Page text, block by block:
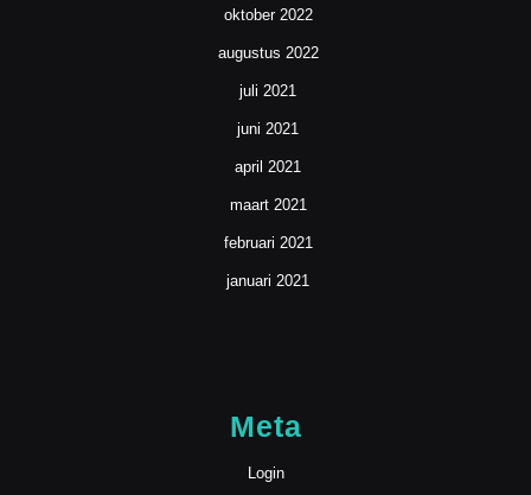
oktober 2022
augustus 2022
juli 2021
juni 2021
april 2021
maart 2021
februari 2021
januari 2021
Meta
Login